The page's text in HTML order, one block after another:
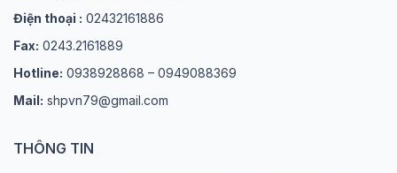
Điện thoại : 02432161886
Fax: 0243.2161889
Hotline: 0938928868 – 0949088369
Mail: shpvn79@gmail.com
THÔNG TIN